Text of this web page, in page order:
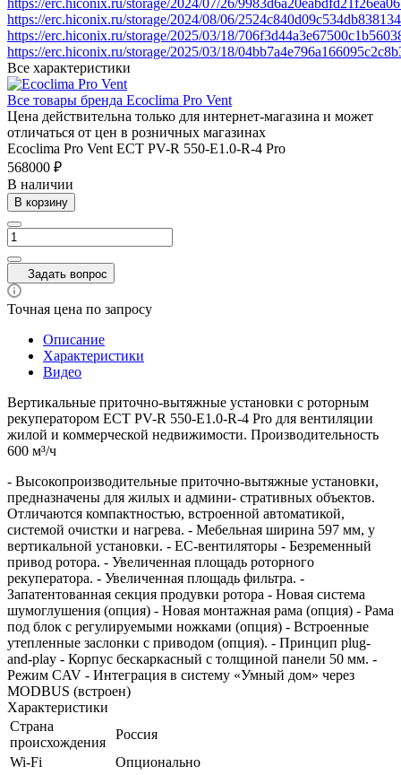
https://erc.hiconix.ru/storage/2024/08/06/
https://erc.hiconix.ru/storage/2025/03/18/
https://erc.hiconix.ru/storage/2025/03/18/
Все характеристики
Все товары бренда Ecoclima Pro Vent
Цена действительна только для интернет-магазина и может
отличаться от цен в розничных магазинах
Ecoclima Pro Vent ECT PV-R 550-E1.0-R-4 Pro
568000 ₽
В наличии
В корзину
Задать вопрос
Точная цена по запросу
Описание
Характеристики
Видео
Вертикальные приточно-вытяжные установки с роторным
рекуператором ECT PV-R 550-E1.0-R-4 Pro для вентиляции
жилой и коммерческой недвижимости. Производительность
600 м³/ч
- Высокопроизводительные приточно-вытяжные установки,
предназначены для жилых и админи- стративных объектов.
Отличаются компактностью, встроенной автоматикой,
системой очистки и нагрева. - Мебельная ширина 597 мм, у
вертикальной установки. - EC-вентиляторы - Безременный
привод ротора. - Увеличенная площадь роторного
рекуператора. - Увеличенная площадь фильтра. -
Запатентованная секция продувки ротора - Новая система
шумоглушения (опция) - Новая монтажная рама (опция) - Рама
под блок с регулируемыми ножками (опция) - Встроенные
утепленные заслонки с приводом (опция). - Принцип plug-
and-play - Корпус бескаркасный с толщиной панели 50 мм. -
Режим CAV - Интеграция в систему «Умный дом» через
MODBUS (встроен)
Характеристики
Страна
происхождения
Россия
Wi-Fi
Опционально